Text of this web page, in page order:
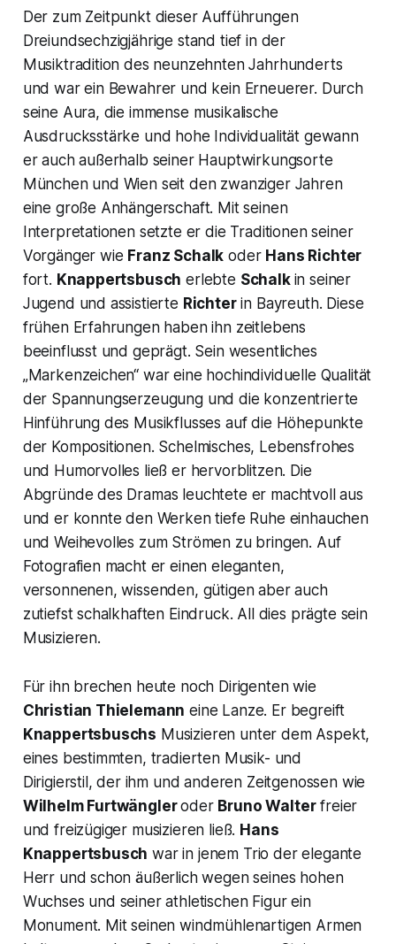
Der zum Zeitpunkt dieser Aufführungen
Dreiundsechzigjährige stand tief in der
Musiktradition des neunzehnten Jahrhunderts
und war ein Bewahrer und kein Erneuerer. Durch
seine Aura, die immense musikalische
Ausdrucksstärke und hohe Individualität gewann
er auch außerhalb seiner Hauptwirkungsorte
München und Wien seit den zwanziger Jahren
eine große Anhängerschaft. Mit seinen
Interpretationen setzte er die Traditionen seiner
Vorgänger wie Franz Schalk oder Hans Richter
fort. Knappertsbusch erlebte Schalk in seiner
Jugend und assistierte Richterin Bayreuth. Diese
frühen Erfahrungen haben ihn zeitlebens
beeinflusst und geprägt. Sein wesentliches
„Markenzeichen“ war eine hochindividuelle Qualität
der Spannungserzeugung und die konzentrierte
Hinführung des Musikflusses auf die Höhepunkte
der Kompositionen. Schelmisches, Lebensfrohes
und Humorvolles ließ er hervorblitzen. Die
Abgründe des Dramas leuchtete er machtvoll aus
und er konnte den Werken tiefe Ruhe einhauchen
und Weihevolles zum Strömen zu bringen. Auf
Fotografien macht er einen eleganten,
versonnenen, wissenden, gütigen aber auch
zutiefst schalkhaften Eindruck. All dies prägte sein
Musizieren.
Für ihn brechen heute noch Dirigenten wie
Christian Thielemann eine Lanze. Er begreift
Knappertsbuschs Musizieren unter dem Aspekt,
eines bestimmten, tradierten Musik- und
Dirigierstil, der ihm und anderen Zeitgenossen wie
Wilhelm Furtwängleroder Bruno Walterfreier
und freizügiger musizieren ließ. Hans
Knappertsbusch war in jenem Trio der elegante
Herr und schon äußerlich wegen seines hohen
Wuchses und seiner athletischen Figur ein
Monument. Mit seinen windmühlenartigen Armen